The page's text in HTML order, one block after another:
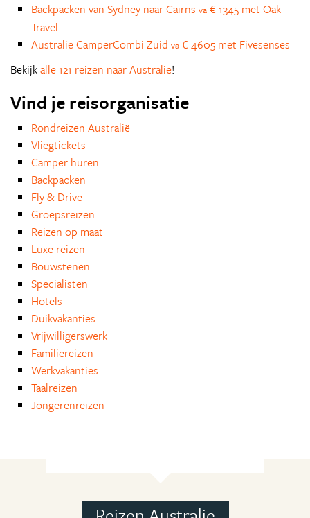
Backpacken van Sydney naar Cairns va € 1345 met Oak
Travel
Australië CamperCombi Zuid va € 4605 met Fivesenses
Bekijkalle 121 reizen naar Australie!
Vind je reisorganisatie
Rondreizen Australië
Vliegtickets
Camper huren
Backpacken
Fly & Drive
Groepsreizen
Reizen op maat
Luxe reizen
Bouwstenen
Specialisten
Hotels
Duikvakanties
Vrijwilligerswerk
Familiereizen
Werkvakanties
Taalreizen
Jongerenreizen